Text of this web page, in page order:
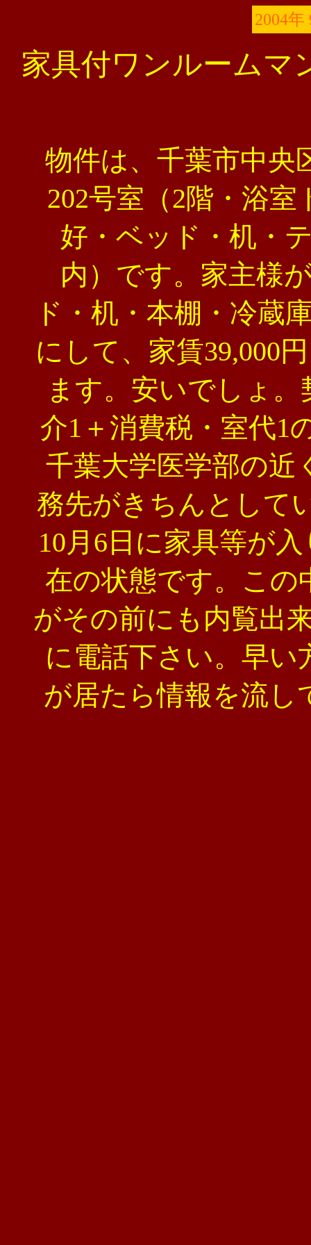
2004年
家具付ワンルームマ
物件は、千葉市中央
202号室（2階・浴
好・ベッド・机・
内）です。家主様
ド・机・本棚・冷蔵
にして、家賃39,000
ます。安いでしょ
介1＋消費税・室代1
千葉大学医学部の近
務先がきちんとして
10月6日に家具等が
在の状態です。この
がその前にも内覧出
に電話下さい。早
が居たら情報を流し